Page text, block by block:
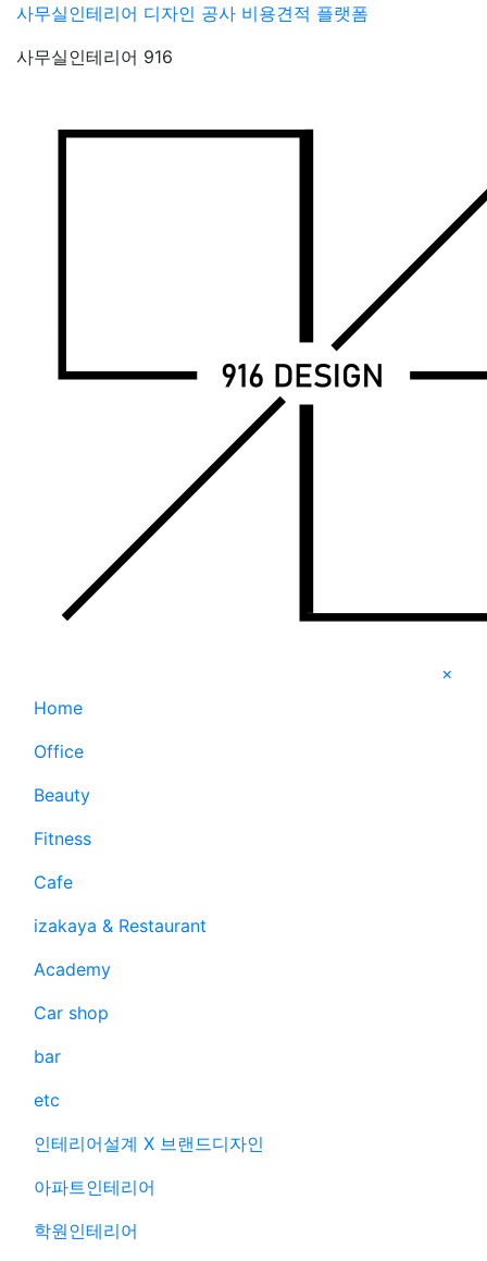
Skip
content
사무실인테리어 디자인 공사 비용견적 플랫폼
사무실인테리어 916
×
Home
Office
Beauty
Fitness
Cafe
izakaya & Restaurant
Academy
Car shop
bar
etc
인테리어설계 X 브랜드디자인
아파트인테리어
학원인테리어